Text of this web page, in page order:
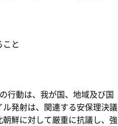
と
行動は、我が国、地域及び国
発射は、関連する安保理決議
鮮に対して厳重に抗議し、強